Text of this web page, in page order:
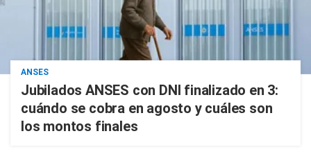
ANSES
Jubilados ANSES con DNI finalizado en 3:
cuándo se cobra en agosto y cuáles son
los montos finales